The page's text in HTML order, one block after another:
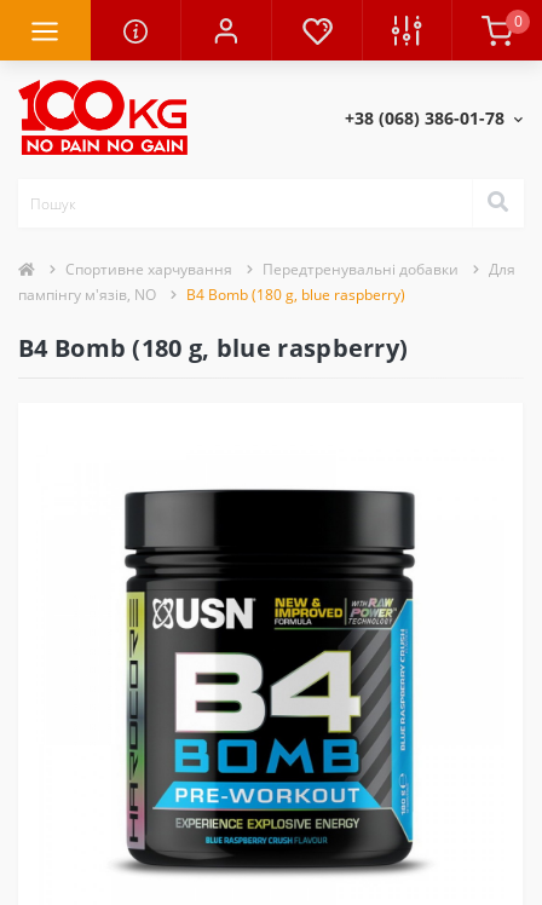
0
+38 (068) 386-01-78
Спортивне харчування Передтренувальні добавки
Для
пампінгу м'язів, NO
B4 Bomb (180 g, blue raspberry)
B4 Bomb (180 g, blue raspberry)